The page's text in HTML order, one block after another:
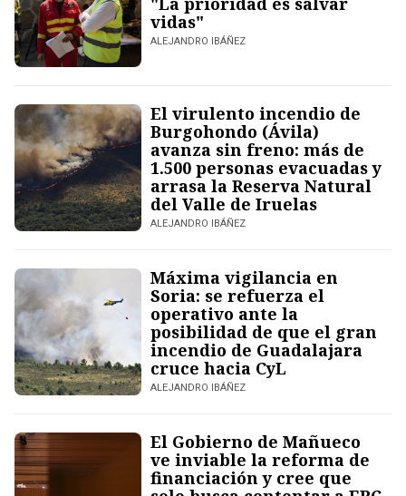
vidas"
ALEJANDRO IBÁÑEZ
El virulento incendio de
Burgohondo (Ávila)
avanza sin freno: más de
1.500 personas evacuadas y
arrasa la Reserva Natural
del Valle de Iruelas
ALEJANDRO IBÁÑEZ
Máxima vigilancia en
Soria: se refuerza el
operativo ante la
posibilidad de que el gran
incendio de Guadalajara
cruce hacia CyL
ALEJANDRO IBÁÑEZ
El Gobierno de Mañueco
ve inviable la reforma de
financiación y cree que